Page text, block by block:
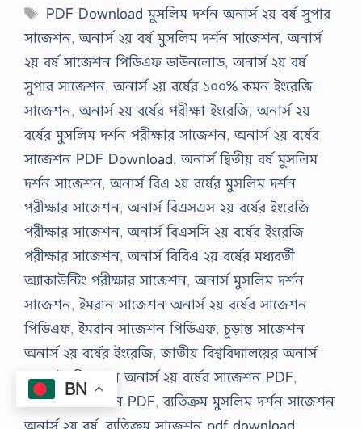
Tags
PDF Download মুসলিম দর্শন অনার্স ২য় বর্ষ সুপার
সাজেশন,অনার্স ২য় বর্ষ মুসলিম দর্শন সাজেশন,অনার্স
২য় বর্ষ সাজেশন পিডিএফ ডাউনলোড,অনার্স ২য় বর্ষ
সুপার সাজেশন,অনার্স ২য় বর্ষের ১০০% কমন ইংরেজি
সাজেশন,অনার্স ২য় বর্ষের পরীক্ষা ইংরেজি,অনার্স ২য়
বর্ষের মুসলিম দর্শন পরীক্ষার সাজেশন,অনার্স ২য় বর্ষের
সাজেশন PDF Download,অনার্স দ্বিতীয় বর্ষ মুসলিম
দর্শন সাজেশন,অনার্স বিএ ২য় বর্ষের মুসলিম দর্শন
পরীক্ষার সাজেশন,অনার্স বিএসএস ২য় বর্ষের ইংরেজি
পরীক্ষার সাজেশন,অনার্স বিএসসি ২য় বর্ষের ইংরেজি
পরীক্ষার সাজেশন,অনার্স বিবিএ ২য় বর্ষের মধ্যবর্তী
অ্যাকাউন্টিং পরীক্ষার সাজেশন,অনার্স মুসলিম দর্শন
সাজেশন,ইমরান সাজেশন অনার্স ২য় বর্ষের সাজেশন
পিডিএফ,ইমরান সাজেশন পিডিএফ,চূড়ান্ত সাজেশন
অনার্স ২য় বর্ষের ইংরেজি,জাতীয় বিশ্ববিদ্যালয়ের অনার্স
রেজাল্ট
দিকদশন অনার্স ২য় বর্ষের সাজেশন PDF,
দিকদশন সাজেশন PDF,ব্যতিক্রম মুসলিম দর্শন সাজেশন
অনার্স ২য় বর্ষ,ব্যতিক্রম সাজেশন pdf download
BN